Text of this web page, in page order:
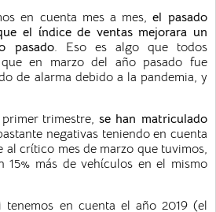
en cuenta mes a mes, el pasado
el índice de ventas mejorara un
pasado. Eso es algo que todos
en marzo del año pasado fue
de alarma debido a la pandemia, y
trimestre, se han matriculado
negativas teniendo en cuenta
al crítico mes de marzo que tuvimos,
15% más de vehículos en el mismo
tenemos en cuenta el año 2019 (el